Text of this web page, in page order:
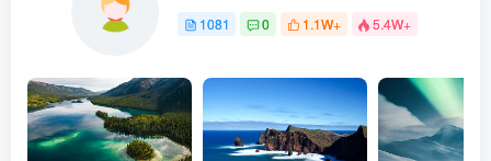
1081 0 1.1W+ 5.4W+